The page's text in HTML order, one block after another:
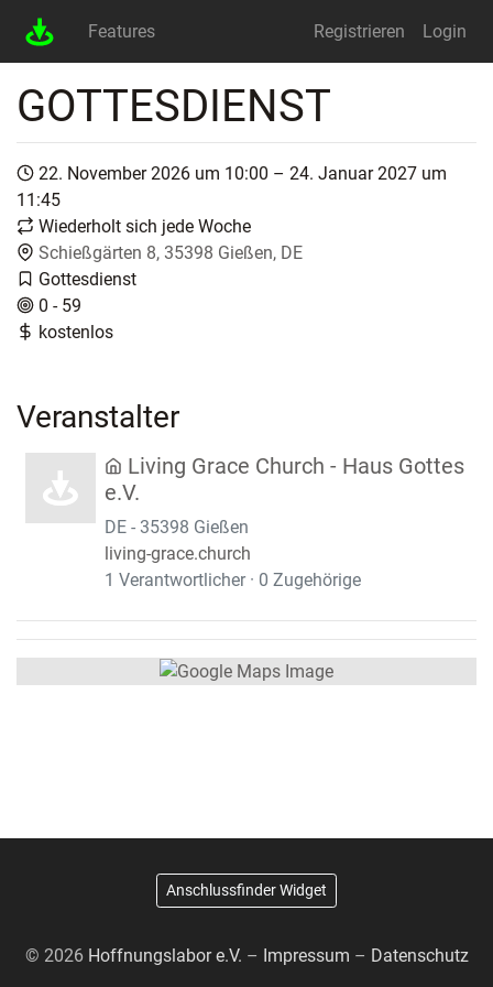
Features Registrieren Login
GOTTESDIENST
22. November 2026 um 10:00 – 24. Januar 2027 um
11:45
Wiederholt sich jede Woche
Schießgärten 8, 35398 Gießen, DE
Gottesdienst
0 - 59
kostenlos
Veranstalter
Living Grace Church - Haus Gottes
e.V.
DE - 35398 Gießen
living-grace.church
1 Verantwortlicher · 0 Zugehörige
Anschlussfinder Widget
© 2026 Hoffnungslabor e.V. – Impressum – Datenschutz